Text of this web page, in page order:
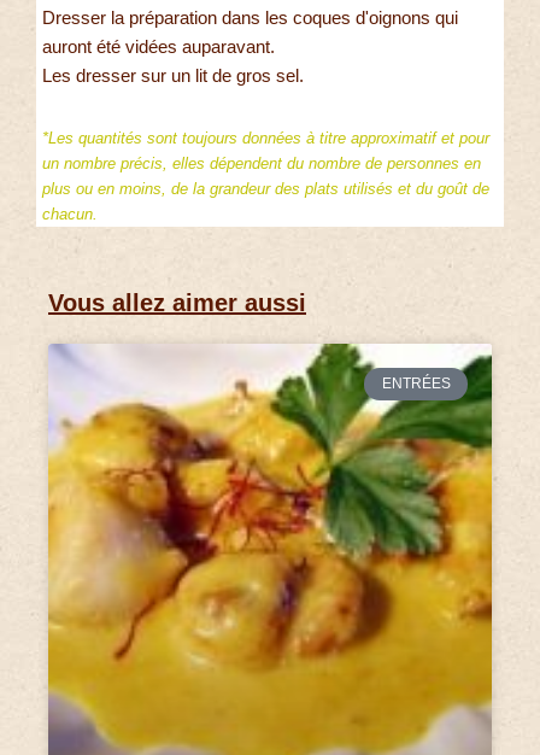
Dresser la préparation dans les coques d'oignons qui
auront été vidées auparavant.
Les dresser sur un lit de gros sel.
*Les quantités sont toujours données à titre approximatif et pour
un nombre précis, elles dépendent du nombre de personnes en
plus ou en moins, de la grandeur des plats utilisés et du goût de
chacun.
Vous allez aimer aussi
ENTRÉES